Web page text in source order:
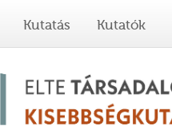
Kutatás Kutatók